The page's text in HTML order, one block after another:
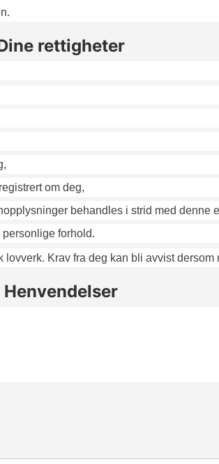
rettigheter
om deg,
behandles i strid med denne
forhold.
Krav fra deg kan bli avvist
Henvendelser